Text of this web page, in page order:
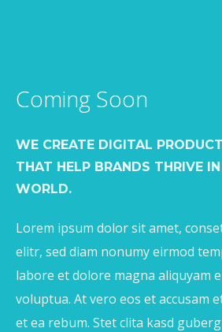
Coming Soon
WE CREATE DIGITAL
THAT HELP BRANDS THRIVE
WORLD.
Lorem ipsum dolor sit amet,
elitr, sed diam nonumy eirmod
labore et dolore magna aliquyam
voluptua. At vero eos et accusam
et ea rebum. Stet clita kasd